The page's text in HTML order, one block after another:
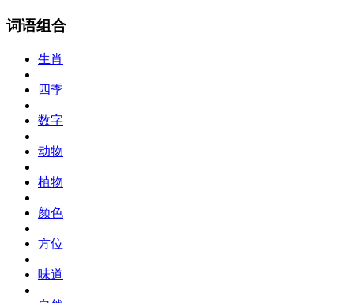
词语组合
生肖
四季
数字
动物
植物
颜色
方位
味道